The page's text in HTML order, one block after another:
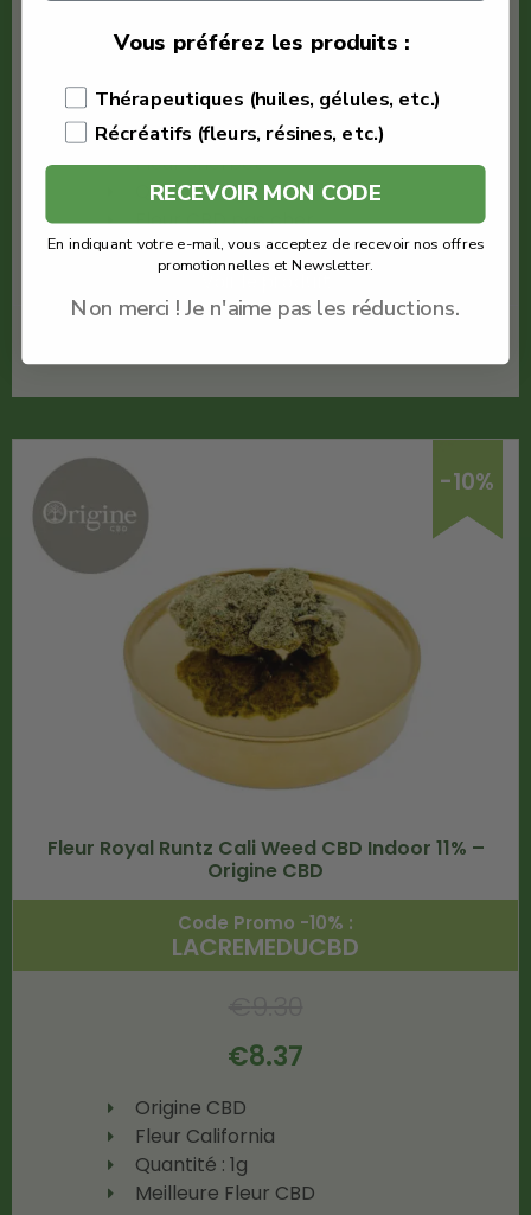
€9.30
8.37
Origine CBD
Fleur Sherbet
Quantité : 1g
Fleur CBD pas cher
-10%
Fleur Royal Runtz Cali Weed CBD Indoor 11% –
Origine CBD
Code Promo -10% :
LACREMEDUCBD
€8.37
Origine CBD
Fleur California
Quantité : 1g
Meilleure Fleur CBD
Vous préférez les produits :
Thérapeutiques (huiles, gélules, etc.)
Récréatifs (fleurs, résines, etc.)
RECEVOIR MON CODE
En indiquant votre e-mail, vous acceptez de recevoir nos offres
promotionnelles et Newsletter.
Non merci ! Je n'aime pas les réductions.